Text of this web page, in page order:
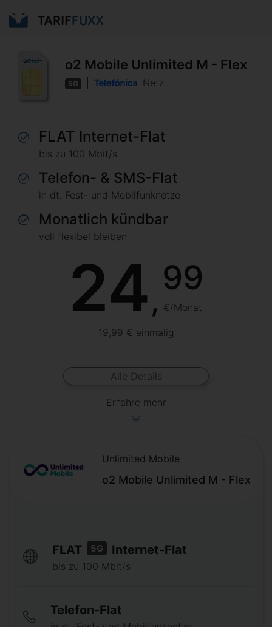
o2 Mobile Unlimited M - Flex
5G Netz
FLAT Internet-Flat
bis zu 100 Mbit/s
Telefon- & SMS-Flat
in dt. Fest- und Mobilfunknetze
Monatlich kündbar
voll flexibel bleiben
24,
99
€/Monat
19,99 € einmalig
Alle Details
Erfahre mehr
Unlimited Mobile
o2 Mobile Unlimited M - Flex
FLAT 5G Internet-Flat
bis zu 100 Mbit/s
Telefon-Flat